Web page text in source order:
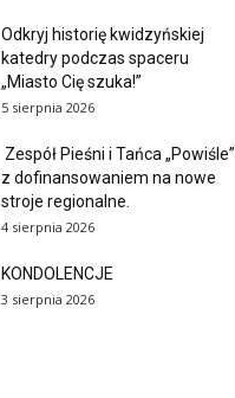
Odkryj historię kwidzyńskiej
katedry podczas spaceru
„Miasto Cię szuka!”
5 sierpnia 2026
Zespół Pieśni i Tańca „Powiśle”
z dofinansowaniem na nowe
stroje regionalne.
4 sierpnia 2026
KONDOLENCJE
3 sierpnia 2026